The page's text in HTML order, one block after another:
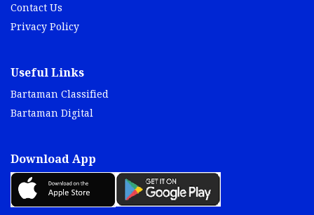
Contact Us
Privacy Policy
Useful Links
Bartaman Classified
Bartaman Digital
Download App